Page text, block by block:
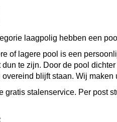
laagpolig hebben een
of lagere pool is een
te zijn. Door de pool
blijft staan. Wij
gratis stalenservice. Per post